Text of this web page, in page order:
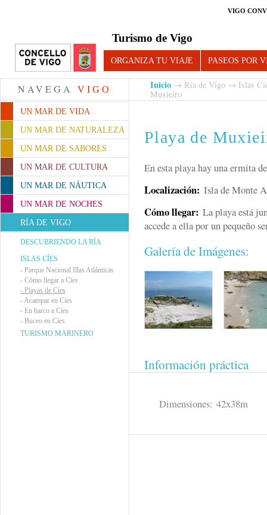
VIGO
Turismo de Vigo
ORGANIZA TU VIAJE PASEOS POR
NAVEGA VIGO
UN MAR DE VIDA
UN MAR DE NATURALEZA
UN MAR DE SABORES
UN MAR DE CULTURA
UN MAR DE NÁUTICA
UN MAR DE NOCHES
RÍA DE VIGO
DESCUBRIENDO LA RÍA
ISLAS CÍES
- Parque Nacional Illas Atlánticas
- Cómo llegar a Cíes
- Playas de Cíes
-Acampar en Cíes
- En barco a Cíes
- Buceo en Cíes
TURISMO MARINERO
Inicio → Ría de Vigo → Islas
Muxieiro
Playa de
En esta playa hay una ermita
Localización: Isla de Monte
Cómo llegar: La playa está
accede a ella por un pequeño
Galería de Imágenes:
Información práctica
Dimensiones: 42x38m